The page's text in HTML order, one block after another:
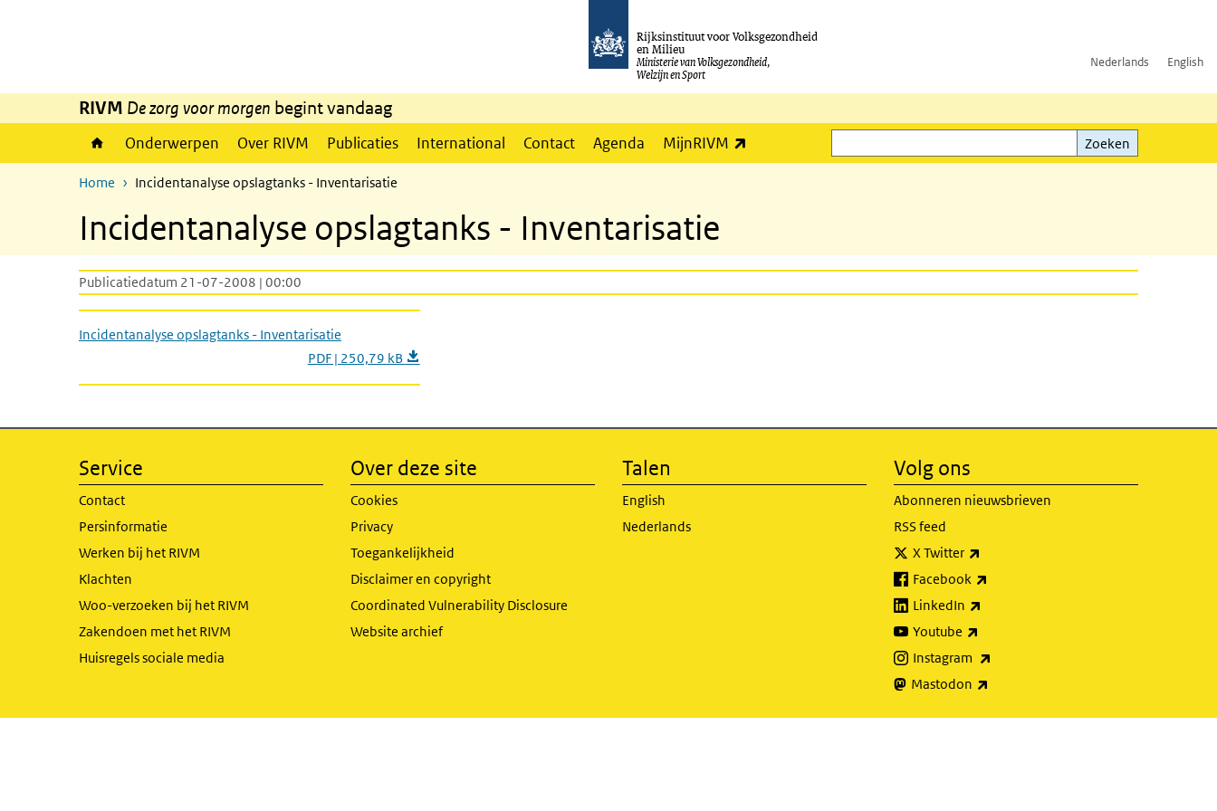
Rijksinstituut voor Volksgezondheid
en Milieu
Ministerie van Volksgezondheid,
Welzijn en Sport
Nederlands English
RIVM De zorg voor morgen begint vandaag
Onderwerpen Over RIVM Publicaties International Contact Agenda MijnRIVM
Zoeken
Zoeken
Home Incidentanalyse opslagtanks - Inventarisatie
Incidentanalyse opslagtanks - Inventarisatie
Publicatiedatum 21-07-2008 | 00:00
Incidentanalyse opslagtanks - Inventarisatie
PDF | 250,79 kB
Service
Contact
Persinformatie
Werken bij het RIVM
Klachten
Woo-verzoeken bij het RIVM
Zakendoen met het RIVM
Huisregels sociale media
Over deze site
Cookies
Privacy
Toegankelijkheid
Disclaimer en copyright
Coordinated Vulnerability Disclosure
Website archief
Talen
English
Nederlands
Volg ons
Abonneren nieuwsbrieven
RSS feed
X Twitter
Facebook
LinkedIn
Youtube
Instagram
Mastodon